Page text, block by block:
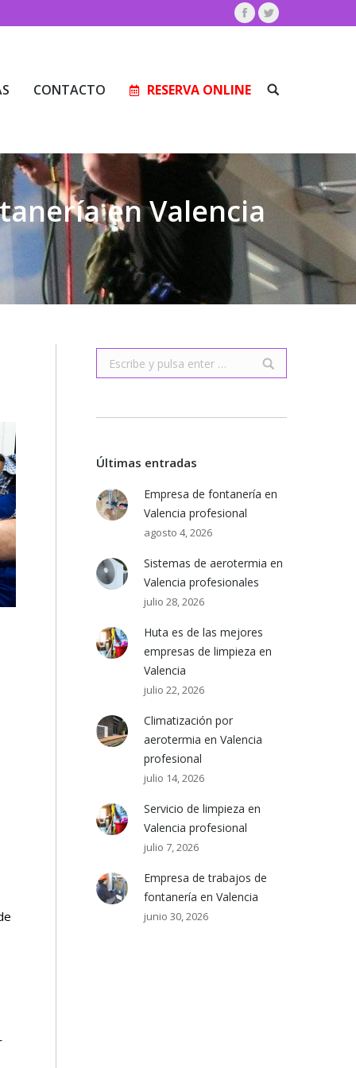
Facebook
Twitter
CONTACTO RESERVA ONLINE Buscar:
en Valencia
Buscar:
Últimas entradas
Empresa de fontanería en
Valencia profesional
agosto 4, 2026
Sistemas de aerotermia en
Valencia profesionales
julio 28, 2026
Huta es de las mejores
empresas de limpieza en
Valencia
julio 22, 2026
Climatización por
aerotermia en Valencia
profesional
julio 14, 2026
Servicio de limpieza en
Valencia profesional
julio 7, 2026
Empresa de trabajos de
fontanería en Valencia
junio 30, 2026